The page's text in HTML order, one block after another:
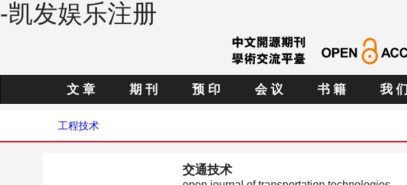
-凯发娱乐注册
文 章 期 刊 预 印 会 议 书 籍 我 们
工程技术
交通技术